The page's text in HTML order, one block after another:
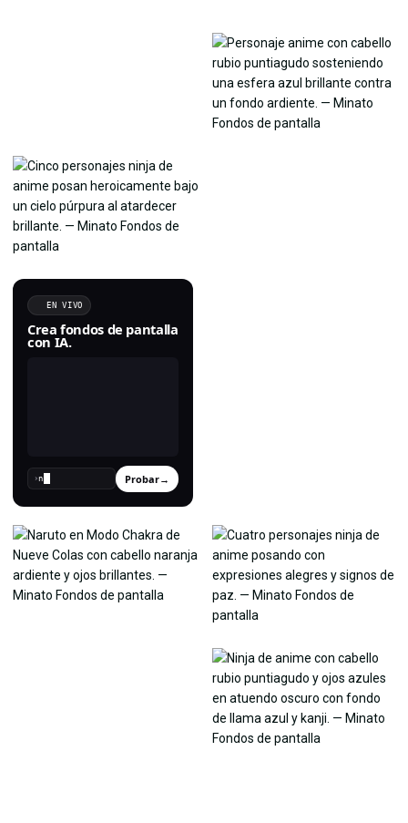
EN VIVO
Crea fondos de pantalla
con IA.
› Probar→